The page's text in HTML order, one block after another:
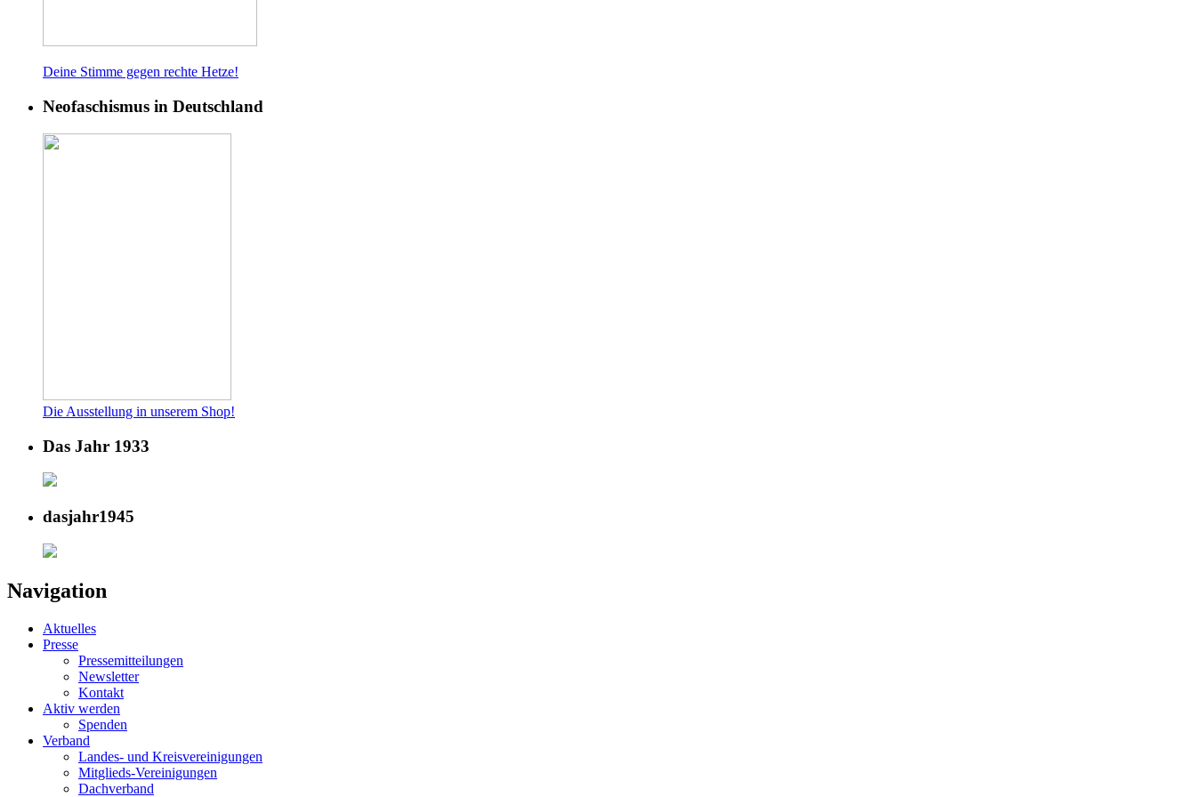
Deine Stimme gegen rechte Hetze!
Neofaschismus in Deutschland
Die Ausstellung in unserem Shop!
Das Jahr 1933
dasjahr1945
Navigation
Aktuelles
Presse
Pressemitteilungen
Newsletter
Kontakt
Aktiv werden
Spenden
Verband
Landes- und Kreisvereinigungen
Mitglieds-Vereinigungen
Dachverband